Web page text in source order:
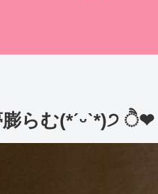
膨らむ(*ˊᵕˋ*)੭ ੈ❤︎